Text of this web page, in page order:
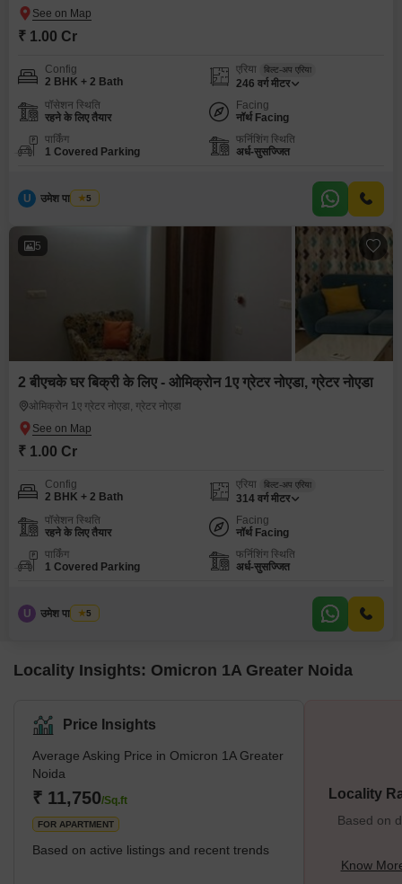
₹ 1.00 Cr
Config
2 BHK + 2 Bath
एरिया बिल्ट-अप एरिया
246 वर्ग मीटर
पॉसेशन स्थिति
रहने के लिए तैयार
Facing
नॉर्थ Facing
पार्किंग
1 Covered Parking
फर्निशिंग स्थिति
अर्ध-सुसज्जित
U उमेश पाल यादव
5
5
2 बीएचके घर बिक्री के लिए - ओमिक्रोन 1ए ग्रेटर नोएडा, ग्रेटर नोएडा
ओमिक्रोन 1ए ग्रेटर नोएडा, ग्रेटर नोएडा
₹ 1.00 Cr
Config
2 BHK + 2 Bath
एरिया बिल्ट-अप एरिया
314 वर्ग मीटर
पॉसेशन स्थिति
रहने के लिए तैयार
Facing
नॉर्थ Facing
पार्किंग
1 Covered Parking
फर्निशिंग स्थिति
अर्ध-सुसज्जित
U उमेश पाल यादव
5
Locality Insights: Omicron 1A Greater Noida
Price Insights
Average Asking Price in Omicron 1A Greater
Noida
₹ 11,750/Sq.ft
FOR APARTMENT
Based on active listings and recent trends
Locality
Based on
Know